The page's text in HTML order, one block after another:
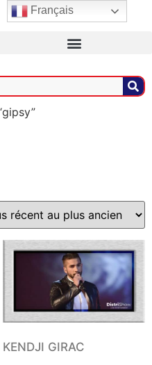
KENDJI GIRAC
Français